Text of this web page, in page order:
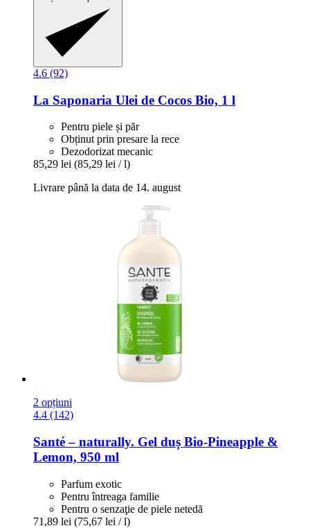
4.6 (92)
La Saponaria Ulei de Cocos Bio, 1 l
Pentru piele și păr
Obținut prin presare la rece
Dezodorizat mecanic
85,29 lei (85,29 lei / l)
Livrare până la data de 14. august
2 opțiuni
4.4 (142)
Santé – naturally. Gel duș Bio-​Pineapple &
Lemon, 950 ml
Parfum exotic
Pentru întreaga familie
Pentru o senzaţie de piele netedă
71,89 lei (75,67 lei / l)